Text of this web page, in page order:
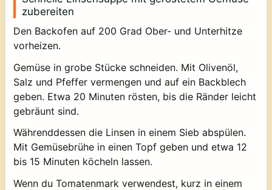
zubereiten
Den Backofen auf 200 Grad Ober- und Unterhitze
vorheizen.
Gemüse in grobe Stücke schneiden. Mit Olivenöl,
Salz und Pfeffer vermengen und auf ein Backblech
geben. Etwa 20 Minuten rösten, bis die Ränder leicht
gebräunt sind.
Währenddessen die Linsen in einem Sieb abspülen.
Mit Gemüsebrühe in einen Topf geben und etwa 12
bis 15 Minuten köcheln lassen.
Wenn du Tomatenmark verwendest, kurz in einem